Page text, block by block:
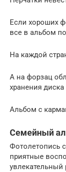
Если хороших
все в альбом
На каждой
А на форзац
хранения
Альбом с
Семейный
Фотолетопись
приятные
увлекательный